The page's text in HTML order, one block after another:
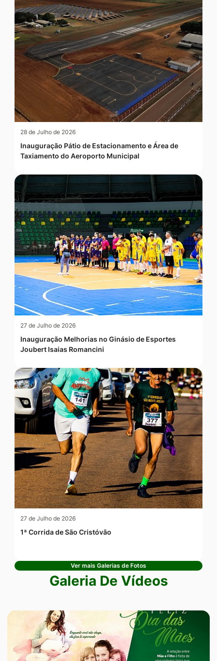
28 de Julho de 2026
Inauguração Pátio de Estacionamento e Área de
Taxiamento do Aeroporto Municipal
27 de Julho de 2026
Inauguração Melhorias no Ginásio de Esportes
Joubert Isaias Romancini
27 de Julho de 2026
1ª Corrida de São Cristóvão
Ver mais Galerias de Fotos
Galeria De Vídeos